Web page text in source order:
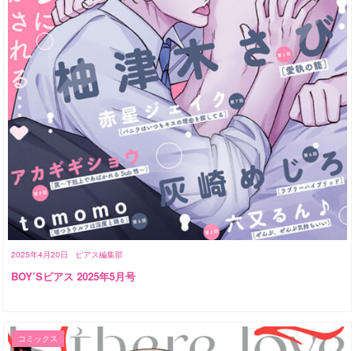
2025年4月20日 ピアス編集部
BOY’Sピアス 2025年5月号
コミックス